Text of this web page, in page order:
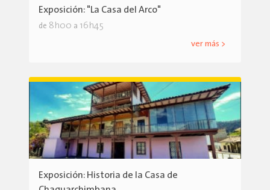
Exposición: "La Casa del Arco"
de 8h00 a 16h45
ver más >
Exposición: Historia de la Casa de